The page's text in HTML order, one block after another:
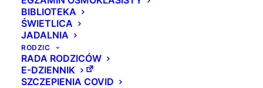
BIBLIOTEKA
ŚWIETLICA
JADALNIA
RODZIC
RADA RODZICÓW
E-DZIENNIK
SZCZEPIENIA COVID
4 LUTEGO 2026